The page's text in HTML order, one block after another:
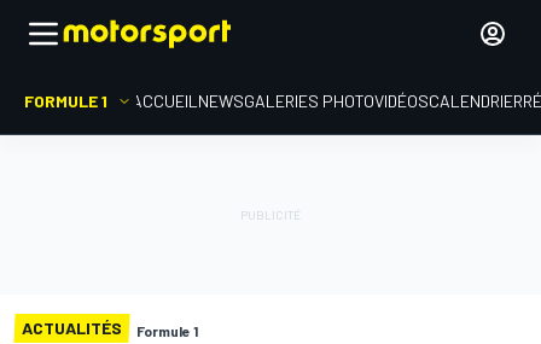
FORMULE 1 ACCUEIL NEWSGALERIES PHOTOVIDÉOSCALENDRIER
ACTUALITÉS Formule 1